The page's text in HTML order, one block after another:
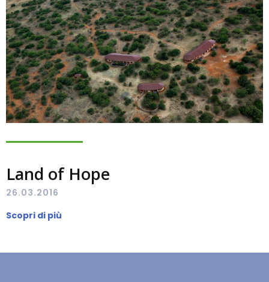
Land of Hope
26.03.2016
Scopri di più